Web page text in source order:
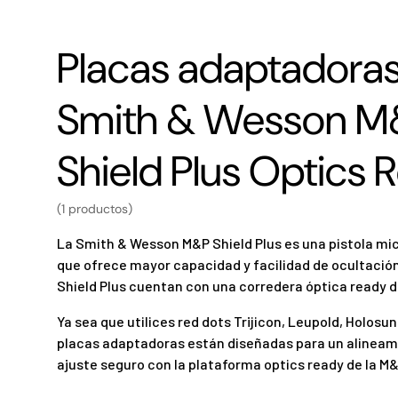
Placas
Smith & Wesson
Shield Plus Optics
(1 productos)
La Smith & Wesson M&P Shield Plus es una pistola
que ofrece mayor capacidad y facilidad de
Shield Plus cuentan con una corredera óptica ready
Ya sea que utilices red dots Trijicon, Leupold,
placas adaptadoras están diseñadas para un
ajuste seguro con la plataforma optics ready de la